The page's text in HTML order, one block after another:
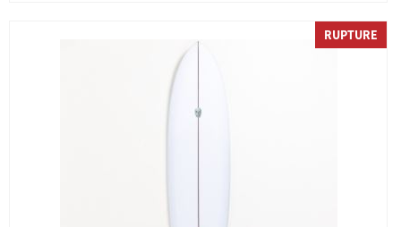
RUPTURE